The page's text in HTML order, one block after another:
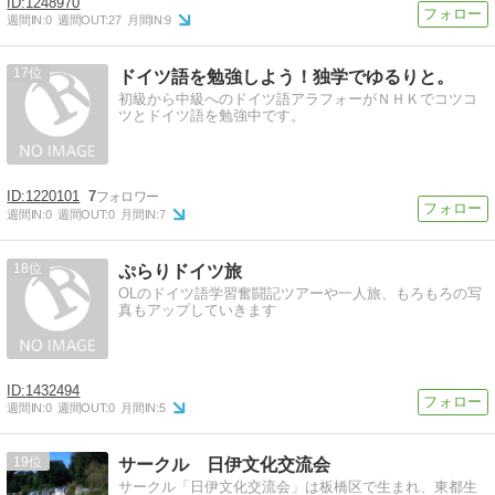
週間IN:0 週間OUT:27 月間IN:9
17 ドイツ語を勉強しよう！独学でゆるりと。
初級から中級へのドイツ語アラフォーがＮＨＫでコツコ
ツとドイツ語を勉強中です。
1220101 7
週間IN:0 週間OUT:0 月間IN:7
18 ぷらりドイツ旅
OLのドイツ語学習奮闘記ツアーや一人旅、もろもろの写
真もアップしていきます
1432494
週間IN:0 週間OUT:0 月間IN:5
19 サークル 日伊文化交流会
サークル「日伊文化交流会」は板橋区で生まれ、東都生